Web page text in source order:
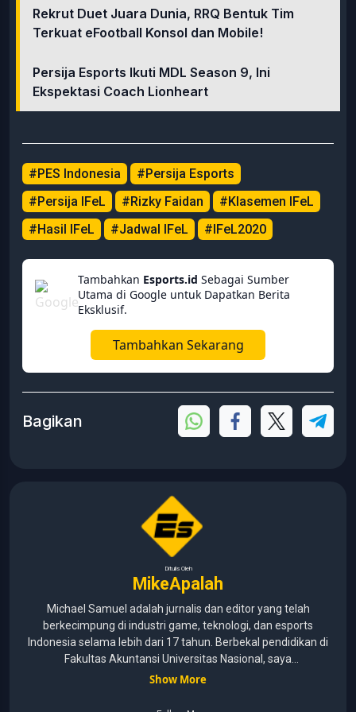
Rekrut Duet Juara Dunia, RRQ Bentuk Tim
Terkuat eFootball Konsol dan Mobile!
Persija Esports Ikuti MDL Season 9, Ini
Ekspektasi Coach Lionheart
#PES Indonesia
#Persija Esports
#Persija IFeL
#Rizky Faidan
#Klasemen IFeL
#Hasil IFeL
#Jadwal IFeL #IFeL2020
Tambahkan Esports.id Sebagai Sumber
Utama di Google untuk Dapatkan Berita
Eksklusif.
Tambahkan Sekarang
Bagikan
Ditulis Oleh
MikeApalah
Michael Samuel adalah jurnalis dan editor yang telah
berkecimpung di industri game, teknologi, dan esports
Indonesia selama lebih dari 17 tahun. Berbekal pendidikan di
Fakultas Akuntansi Universitas Nasional, saya
menggabungkan kemampuan analisis dengan pengalaman
pernah menangani berbagai peran, mulai dari reporter, editor,
Show More